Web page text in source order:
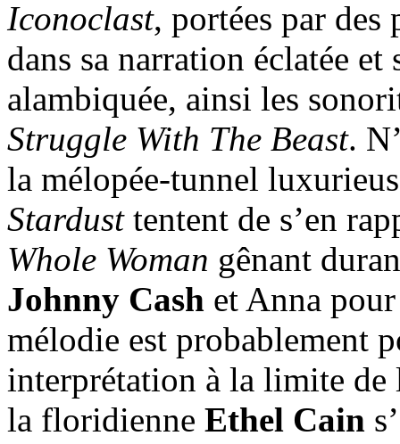
Iconoclast, portées par des
dans sa narration éclatée
alambiquée, ainsi les
Struggle With The Beast.
la mélopée-tunnel
Stardust tentent de s’en
Whole Woman gênant
Johnny Cash et Anna
mélodie est probablement
interprétation à la limite de
la floridienne Ethel Cain